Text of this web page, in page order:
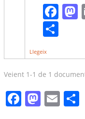
Llegeix
Veient 1-1 de 1
Facebook